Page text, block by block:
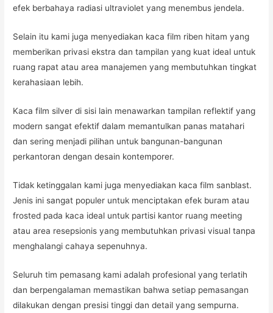
efek berbahaya radiasi ultraviolet yang menembus jendela.
Selain itu kami juga menyediakan kaca film riben hitam yang
memberikan privasi ekstra dan tampilan yang kuat ideal untuk
ruang rapat atau area manajemen yang membutuhkan tingkat
kerahasiaan lebih.
Kaca film silver di sisi lain menawarkan tampilan reflektif yang
modern sangat efektif dalam memantulkan panas matahari
dan sering menjadi pilihan untuk bangunan-bangunan
perkantoran dengan desain kontemporer.
Tidak ketinggalan kami juga menyediakan kaca film sanblast.
Jenis ini sangat populer untuk menciptakan efek buram atau
frosted pada kaca ideal untuk partisi kantor ruang meeting
atau area resepsionis yang membutuhkan privasi visual tanpa
menghalangi cahaya sepenuhnya.
Seluruh tim pemasang kami adalah profesional yang terlatih
dan berpengalaman memastikan bahwa setiap pemasangan
dilakukan dengan presisi tinggi dan detail yang sempurna.